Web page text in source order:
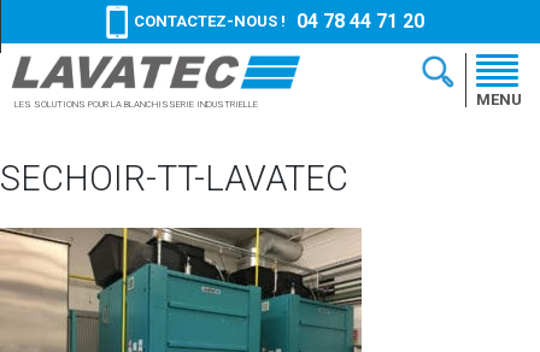
LES SOLUTIONS POUR LA BLANCHISSERIE INDUSTRIELLE
CONTACTEZ-NOUS ! 04 78 44 71 20
MENU
SECHOIR-TT-LAVATEC